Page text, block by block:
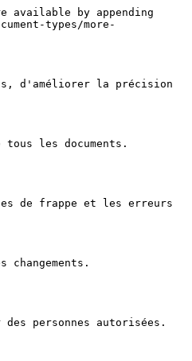
available by appending
types/more-
d'améliorer la précision
les documents.
de frappe et les erreurs
personnes autorisées.